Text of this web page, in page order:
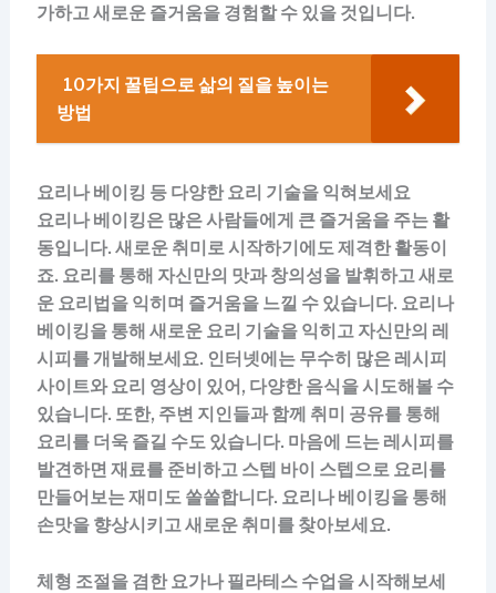
가하고 새로운 즐거움을 경험할 수 있을 것입니다.
10가지 꿀팁으로 삶의 질을 높이는
방법
요리나 베이킹 등 다양한 요리 기술을 익혀보세요
요리나 베이킹은 많은 사람들에게 큰 즐거움을 주는 활
동입니다. 새로운 취미로 시작하기에도 제격한 활동이
죠. 요리를 통해 자신만의 맛과 창의성을 발휘하고 새로
운 요리법을 익히며 즐거움을 느낄 수 있습니다. 요리나
베이킹을 통해 새로운 요리 기술을 익히고 자신만의 레
시피를 개발해보세요. 인터넷에는 무수히 많은 레시피
사이트와 요리 영상이 있어, 다양한 음식을 시도해볼 수
있습니다. 또한, 주변 지인들과 함께 취미 공유를 통해
요리를 더욱 즐길 수도 있습니다. 마음에 드는 레시피를
발견하면 재료를 준비하고 스텝 바이 스텝으로 요리를
만들어보는 재미도 쏠쏠합니다. 요리나 베이킹을 통해
손맛을 향상시키고 새로운 취미를 찾아보세요.
체형 조절을 겸한 요가나 필라테스 수업을 시작해보세